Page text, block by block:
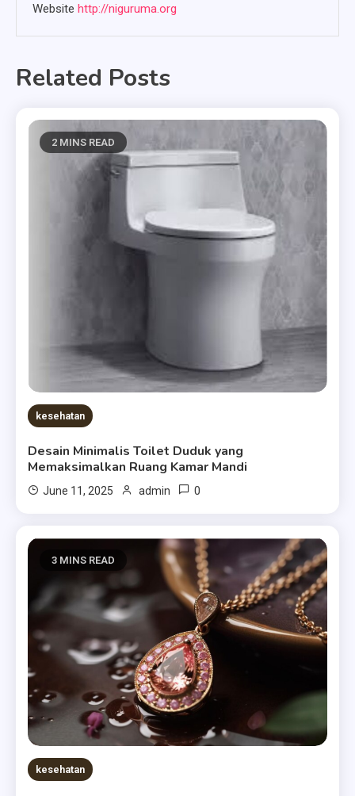
Website http://niguruma.org
Related Posts
2 MINS READ
kesehatan
Desain Minimalis Toilet Duduk yang
Memaksimalkan Ruang Kamar Mandi
June 11, 2025 admin 0
3 MINS READ
kesehatan